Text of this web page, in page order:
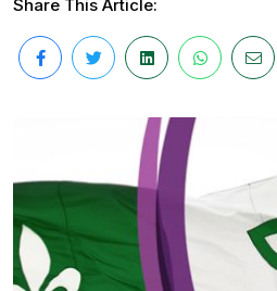
Share This Article: